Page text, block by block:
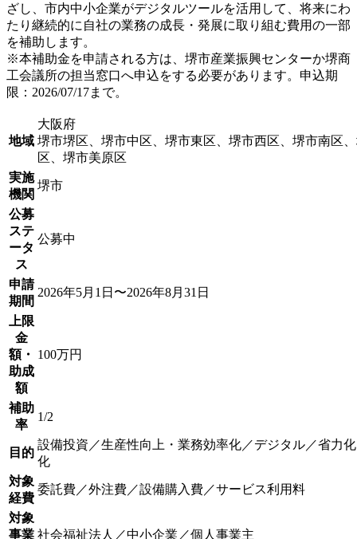
ざし、市内中小企業がデジタルツールを活用して、将来にわ
たり継続的に自社の業務の成長・発展に取り組む費用の一部
を補助します。
※本補助金を申請される方は、堺市産業振興センターか堺商
工会議所の担当窓口へ申込をする必要があります。申込期
限：2026/07/17まで。
地域
大阪府
堺市堺区、堺市中区、堺市東区、堺市西区、堺市南区
区、堺市美原区
実施
機関
堺市
公募
ステ
ータ
ス
公募中
申請
期間
2026年5月1日〜2026年8月31日
上限
金
額・
助成
額
100万円
補助
率
1/2
目的
設備投資／生産性向上・業務効率化／デジタル／省力
化
対象
経費
委託費／外注費／設備購入費／サービス利用料
対象
事業 社会福祉法人／中小企業／個人事業主